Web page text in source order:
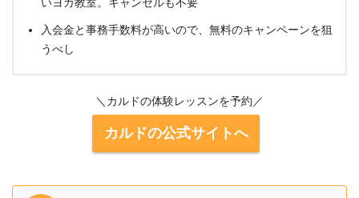
いヨガ教室。キャンセルも不要
入会金と事務手数料が高いので、無料のキャンペーンを狙
うべし
＼カルドの体験レッスンを予約／
カルドの公式サイトへ